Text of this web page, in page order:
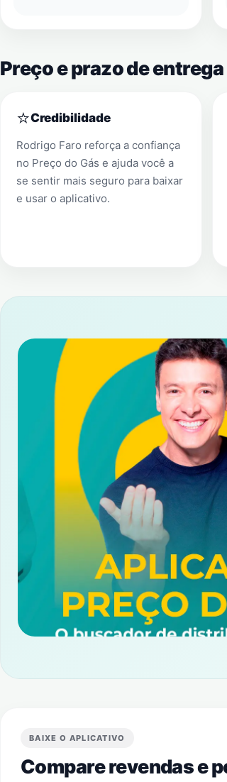
Preço e prazo de
⭐Credibilidade
Rodrigo Faro reforça a confiança
no Preço do Gás e ajuda você a
se sentir mais seguro para baixar
e usar o aplicativo.
BAIXE O APLICATIVO
Compare revendas e